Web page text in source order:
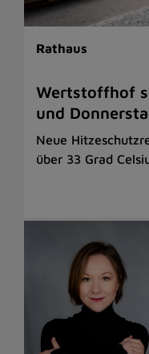
Rathaus
Wertstoffhof
und
Neue
über 33 Grad